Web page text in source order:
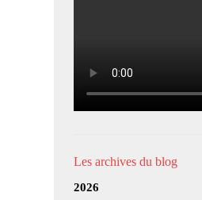
Les archives du blog
2026